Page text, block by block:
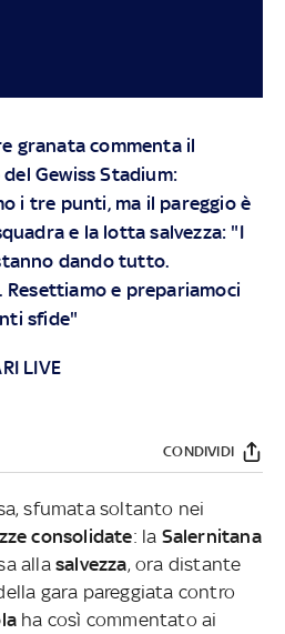
granata commenta il
Gewiss Stadium:
i tre punti, ma il pareggio è
e la lotta salvezza: "I
dando tutto.
e prepariamoci
sfide"
LIVE
CONDIVIDI
sfumata soltanto nei
consolidate: la Salernitana
alla salvezza, ora distante
gara pareggiata contro
ha così commentato ai